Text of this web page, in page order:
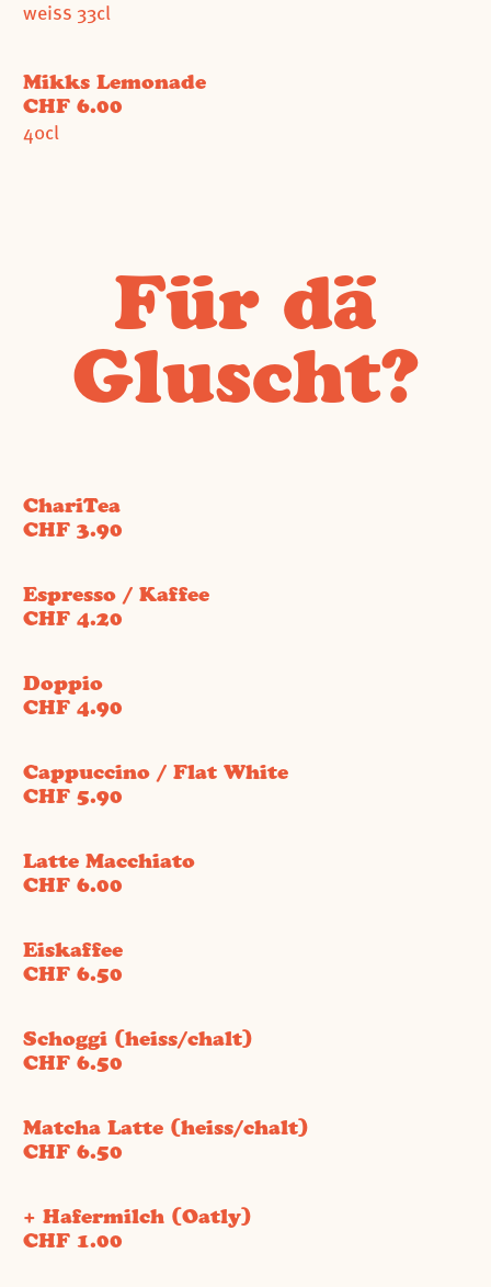
weiss 33cl
Mikks Lemonade
CHF 6.00
40cl
Für dä
Gluscht?
ChariTea
CHF 3.90
Espresso / Kaffee
CHF 4.20
Doppio
CHF 4.90
Cappuccino / Flat White
CHF 5.90
Latte Macchiato
CHF 6.00
Eiskaffee
CHF 6.50
Schoggi (heiss/chalt)
CHF 6.50
Matcha Latte (heiss/chalt)
CHF 6.50
+ Hafermilch (Oatly)
CHF 1.00